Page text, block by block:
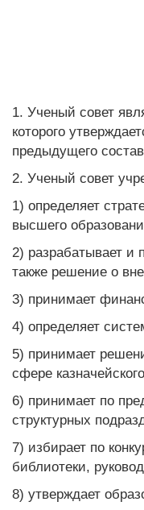
1. Ученый совет
которого
предыдущего
2. Ученый совет
1) определяет
высшего
2) разрабатывает и
также решение о
3) принимает
4) определяет
5) принимает
сфере
6) принимает по
структурных
7) избирает по
библиотеки,
8) утверждает